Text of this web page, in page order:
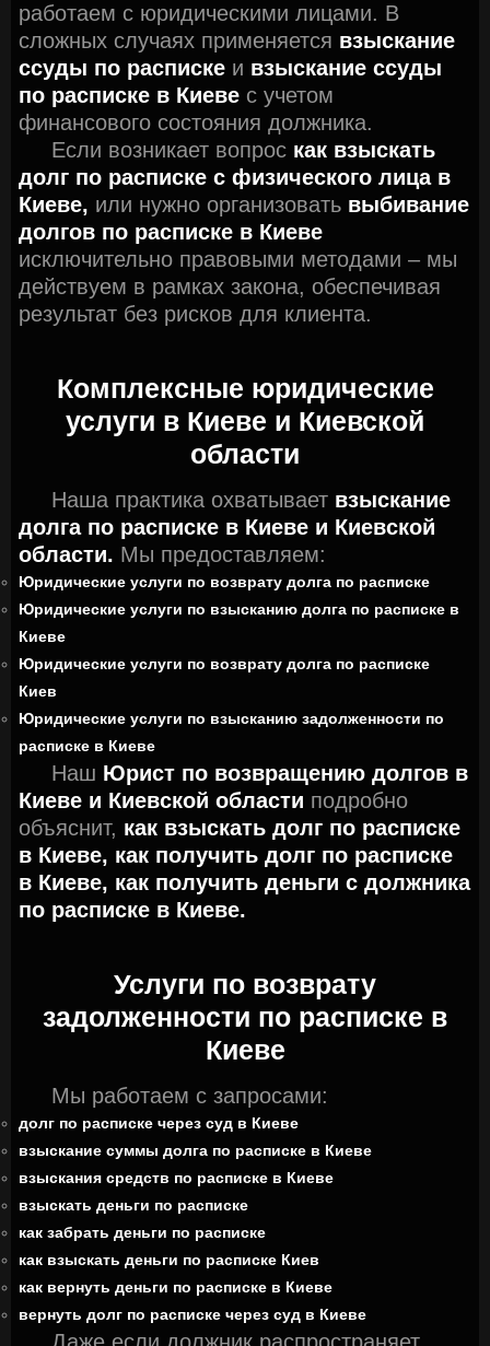
работаем с юридическими лицами. В
сложных случаях применяется взыскание
ссуды по расписке и взыскание ссуды
по расписке в Киеве с учетом
финансового состояния должника.
Если возникает вопрос как взыскать
долг по расписке с физического лица в
Киеве, или нужно организовать выбивание
долгов по расписке в Киеве
исключительно правовыми методами – мы
действуем в рамках закона, обеспечивая
результат без рисков для клиента.
Комплексные юридические
услуги в Киеве и Киевской
области
Наша практика охватывает взыскание
долга по расписке в Киеве и Киевской
области. Мы предоставляем:
Юридические услуги по возврату долга по расписке
Юридические услуги по взысканию долга по расписке в
Киеве
Юридические услуги по возврату долга по расписке
Киев
Юридические услуги по взысканию задолженности по
расписке в Киеве
Наш Юрист по возвращению долгов в
Киеве и Киевской области подробно
объяснит, как взыскать долг по расписке
в Киеве, как получить долг по расписке
в Киеве, как получить деньги с должника
по расписке в Киеве.
Услуги по возврату
задолженности по расписке в
Киеве
Мы работаем с запросами:
долг по расписке через суд в Киеве
взыскание суммы долга по расписке в Киеве
взыскания средств по расписке в Киеве
взыскать деньги по расписке
как забрать деньги по расписке
как взыскать деньги по расписке Киев
как вернуть деньги по расписке в Киеве
вернуть долг по расписке через суд в Киеве